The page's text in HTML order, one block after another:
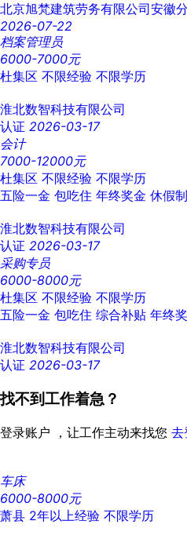
北京旭梵建筑劳务有限公司安徽
2026-07-22
档案管理员
6000-7000元
杜集区 不限经验 不限学历
淮北数智科技有限公司
认证 2026-03-17
会计
7000-12000元
杜集区 不限经验 不限学历
五险一金 包吃住 年终奖金 休假
淮北数智科技有限公司
认证 2026-03-17
采购专员
6000-8000元
杜集区 不限经验 不限学历
五险一金 包吃住 综合补贴 年终
淮北数智科技有限公司
认证 2026-03-17
找不到工作着急？
登录账户 ，让工作主动来找您 去
车床
6000-8000元
萧县 2年以上经验 不限学历